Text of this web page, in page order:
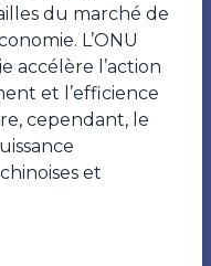
du marché de
L’ONU
accélère l’action
et l’efficience
cependant, le
et